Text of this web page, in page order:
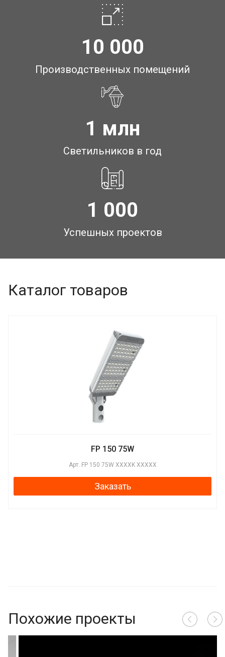
10 000
Производственных помещений
1 млн
Светильников в год
1 000
Успешных проектов
Каталог товаров
FP 150 75W
Арт. FP 150 75W XXXXK XXXXX
Заказать
Похожие проекты